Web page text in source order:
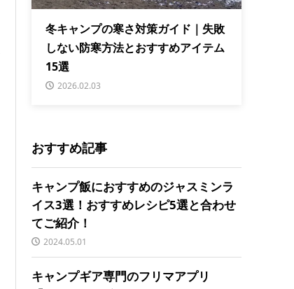
冬キャンプの寒さ対策ガイド｜失敗
しない防寒方法とおすすめアイテム
15選
2026.02.03
おすすめ記事
キャンプ飯におすすめのジャスミンラ
イス3選！おすすめレシピ5選と合わせ
てご紹介！
2024.05.01
キャンプギア専門のフリマアプリ